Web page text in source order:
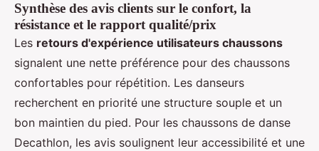
Synthèse des avis clients sur le confort, la
résistance et le rapport qualité/prix
Les retours d'expérience utilisateurs chaussons
signalent une nette préférence pour des chaussons
confortables pour répétition. Les danseurs
recherchent en priorité une structure souple et un
bon maintien du pied. Pour les chaussons de danse
Decathlon, les avis soulignent leur accessibilité et une